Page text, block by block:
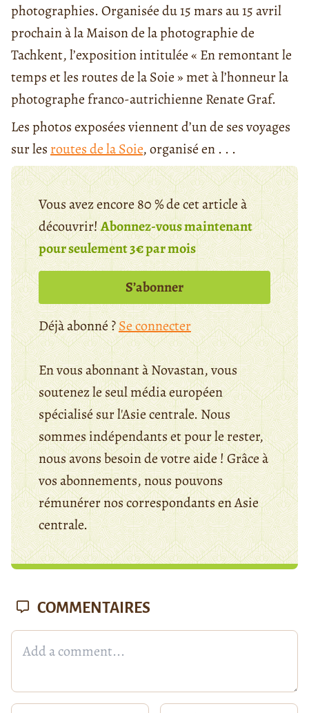
photographies. Organisée du 15 mars au 15 avril
prochain à la Maison de la photographie de
Tachkent, l’exposition intitulée « En remontant le
temps et les routes de la Soie » met à l’honneur la
photographe franco-autrichienne Renate Graf.
Les photos exposées viennent d’un de ses voyages
sur les routes de la Soie, organisé en . . .
Vous avez encore 80 % de cet article à
découvrir!Abonnez-vous maintenant
pour seulement 3€ par mois
S’abonner
Déjà abonné ?Se connecter
En vous abonnant à Novastan, vous
soutenez le seul média européen
spécialisé sur l'Asie centrale. Nous
sommes indépendants et pour le rester,
nous avons besoin de votre aide ! Grâce à
vos abonnements, nous pouvons
rémunérer nos correspondants en Asie
centrale.
COMMENTAIRES